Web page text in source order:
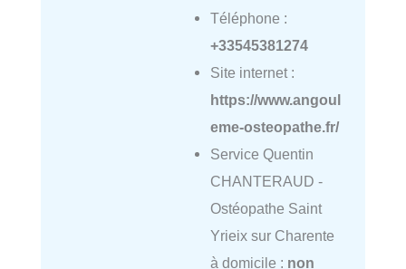
Téléphone :
+33545381274
Site internet :
https://www.angoul
eme-osteopathe.fr/
Service Quentin
CHANTERAUD -
Ostéopathe Saint
Yrieix sur Charente
à domicile : non